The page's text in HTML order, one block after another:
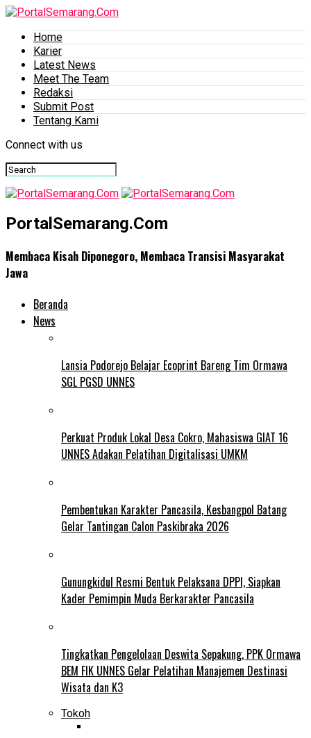
Home
Karier
Latest News
Meet The Team
Redaksi
Submit Post
Tentang Kami
Connect with us
PortalSemarang.Com
Membaca Kisah Diponegoro, Membaca Transisi Masyarakat
Jawa
Beranda
News
Lansia Podorejo Belajar Ecoprint Bareng Tim Ormawa
SGL PGSD UNNES
Perkuat Produk Lokal Desa Cokro, Mahasiswa GIAT 16
UNNES Adakan Pelatihan Digitalisasi UMKM
Pembentukan Karakter Pancasila, Kesbangpol Batang
Gelar Tantingan Calon Paskibraka 2026
Gunungkidul Resmi Bentuk Pelaksana DPPI, Siapkan
Kader Pemimpin Muda Berkarakter Pancasila
Tingkatkan Pengelolaan Deswita Sepakung, PPK Ormawa
BEM FIK UNNES Gelar Pelatihan Manajemen Destinasi
Wisata dan K3
Tokoh